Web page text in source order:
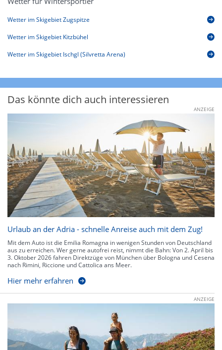
Wetter im Skigebiet Zugspitze
Wetter im Skigebiet Kitzbühel
Wetter im Skigebiet Ischgl (Silvretta Arena)
Das könnte dich auch interessieren
ANZEIGE
Urlaub an der Adria - schnelle Anreise auch mit dem Zug!
Mit dem Auto ist die Emilia Romagna in wenigen Stunden von Deutschland
aus zu erreichen. Wer gerne autofrei reist, nimmt die Bahn: Von 2. April bis
3. Oktober 2026 fahren Direktzüge von München über Bologna und Cesena
nach Rimini, Riccione und Cattolica ans Meer.
Hier mehr erfahren
ANZEIGE